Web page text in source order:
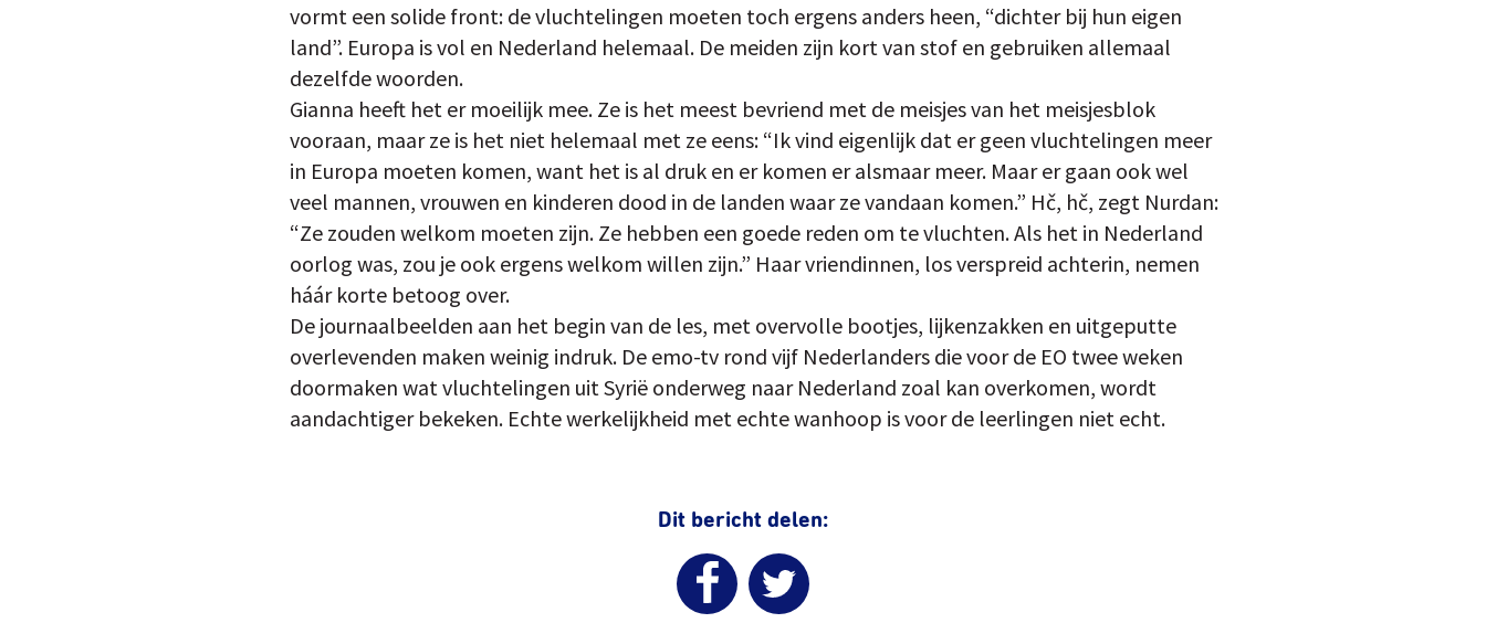
vormt een solide front: de vluchtelingen moeten toch ergens anders heen, “dichter bij hun eigen
land”. Europa is vol en Nederland helemaal. De meiden zijn kort van stof en gebruiken allemaal
dezelfde woorden.
Gianna heeft het er moeilijk mee. Ze is het meest bevriend met de meisjes van het meisjesblok
vooraan, maar ze is het niet helemaal met ze eens: “Ik vind eigenlijk dat er geen vluchtelingen meer
in Europa moeten komen, want het is al druk en er komen er alsmaar meer. Maar er gaan ook wel
veel mannen, vrouwen en kinderen dood in de landen waar ze vandaan komen.” Hč, hč, zegt Nurdan:
“Ze zouden welkom moeten zijn. Ze hebben een goede reden om te vluchten. Als het in Nederland
oorlog was, zou je ook ergens welkom willen zijn.” Haar vriendinnen, los verspreid achterin, nemen
háár korte betoog over.
De journaalbeelden aan het begin van de les, met overvolle bootjes, lijkenzakken en uitgeputte
overlevenden maken weinig indruk. De emo-tv rond vijf Nederlanders die voor de EO twee weken
doormaken wat vluchtelingen uit Syrië onderweg naar Nederland zoal kan overkomen, wordt
aandachtiger bekeken. Echte werkelijkheid met echte wanhoop is voor de leerlingen niet echt.
Dit bericht delen: